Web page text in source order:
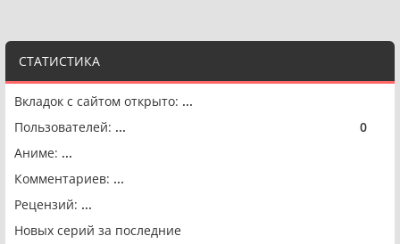
СТАТИСТИКА
Вкладок с сайтом открыто: ...
Пользователей: ... 0
Аниме: ...
Комментариев: ...
Рецензий: ...
Новых серий за последние